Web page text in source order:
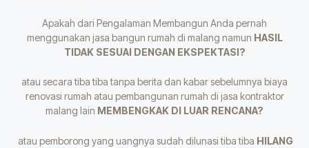
Apakah dari Pengalaman Membangun Anda pernah
menggunakan jasa bangun rumah di malang namun HASIL
TIDAK SESUAI DENGAN EKSPEKTASI?
atau secara tiba tiba tanpa berita dan kabar sebelumnya biaya
renovasi rumah atau pembangunan rumah di jasa kontraktor
malang lain MEMBENGKAK DI LUAR RENCANA?
atau pemborong yang uangnya sudah dilunasi tiba tiba HILANG